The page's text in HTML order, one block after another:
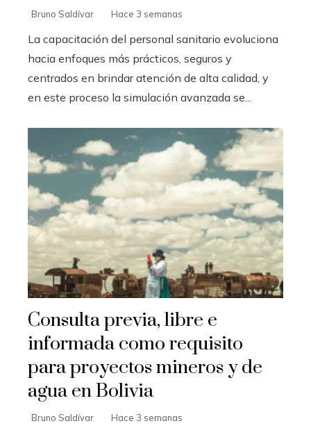
Bruno Saldívar Hace 3 semanas
La capacitación del personal sanitario evoluciona
hacia enfoques más prácticos, seguros y
centrados en brindar atención de alta calidad, y
en este proceso la simulación avanzada se...
Consulta previa, libre e
informada como requisito
para proyectos mineros y de
agua en Bolivia
Bruno Saldívar Hace 3 semanas